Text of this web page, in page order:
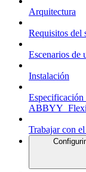
Arquitectura
Requisitos del
Escenarios de
Instalación
Especificación
Trabajar con